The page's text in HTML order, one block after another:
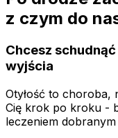
z czym do
Chcesz
wyjścia
Otyłość to choroba,
Cię krok po kroku -
leczeniem